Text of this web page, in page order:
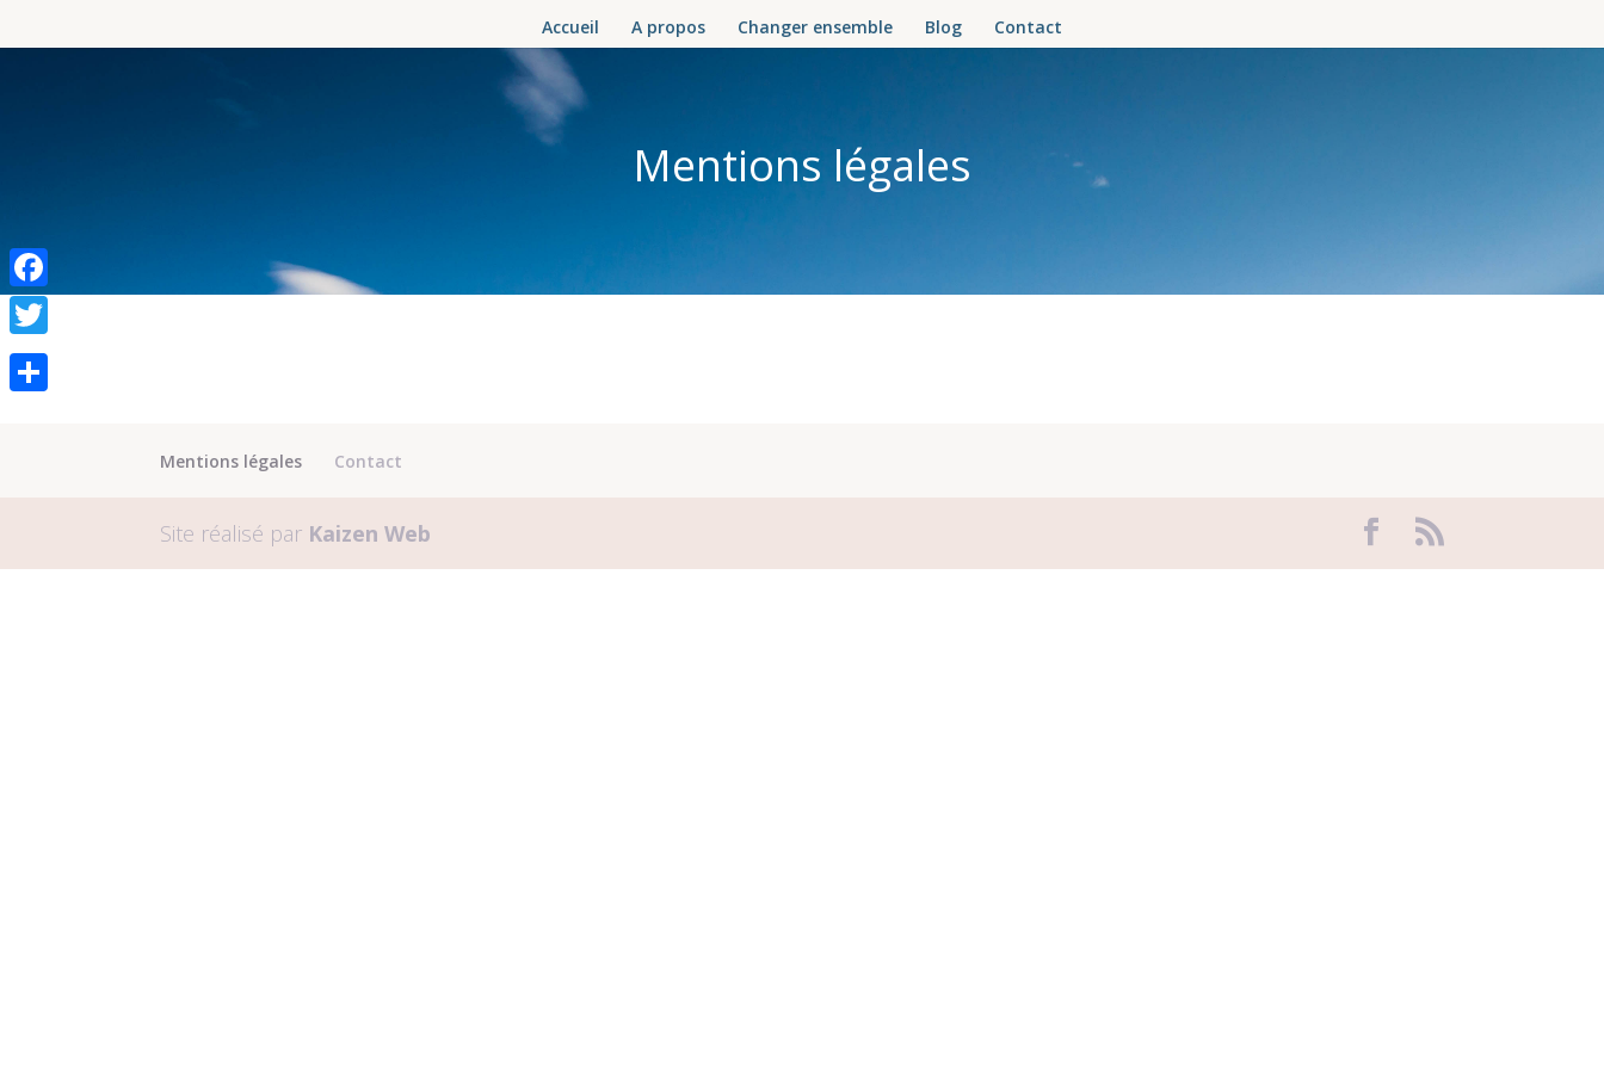
Accueil A propos Changer ensemble Blog Contact
Mentions légales
Mentions légales Contact
Site réalisé par Kaizen Web
Facebook
Twitter